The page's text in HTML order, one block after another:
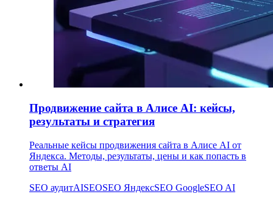
Продвижение сайта в Алисе AI: кейсы,
результаты и стратегия
Реальные кейсы продвижения сайта в Алисе AI от
Яндекса. Методы, результаты, цены и как попасть в
ответы AI
SEO аудитAISEOSEO ЯндексSEO GoogleSEO AI